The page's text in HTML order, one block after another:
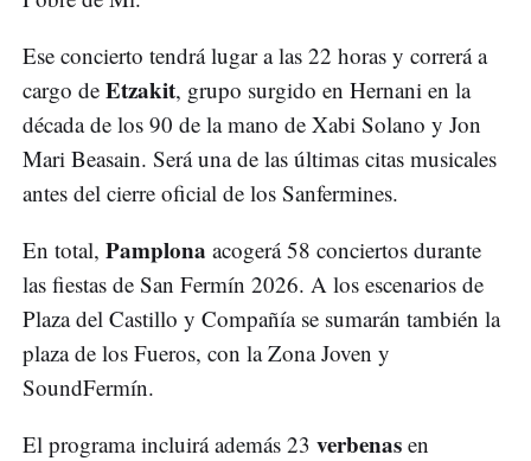
Ese concierto tendrá lugar a las 22 horas y correrá a
cargo de Etzakit, grupo surgido en Hernani en la
década de los 90 de la mano de Xabi Solano y Jon
Mari Beasain. Será una de las últimas citas musicales
antes del cierre oficial de los Sanfermines.
En total, Pamplona acogerá 58 conciertos durante
las fiestas de San Fermín 2026. A los escenarios de
Plaza del Castillo y Compañía se sumarán también la
plaza de los Fueros, con la Zona Joven y
SoundFermín.
El programa incluirá además 23 verbenas en